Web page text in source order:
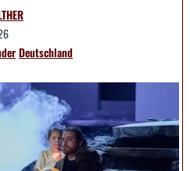
Deutschland